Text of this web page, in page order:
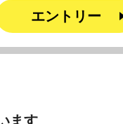
エントリー
ます